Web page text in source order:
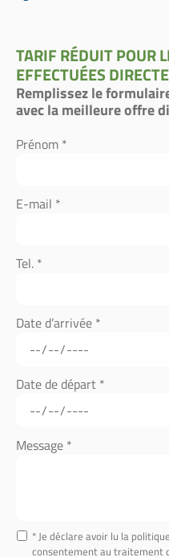
TARIF RÉDUIT POUR
EFFECTUÉES
Remplissez le
avec la meilleure offre
Prénom *
E-mail *
Tel. *
Date d’arrivée *
Date de départ *
Message *
* Je déclare avoir lu la
consentement au traitement